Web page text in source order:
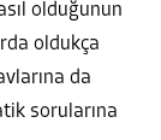
olduğunun
oldukça
da
sorularına